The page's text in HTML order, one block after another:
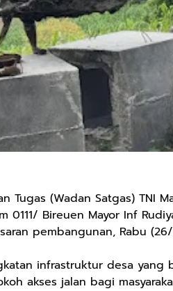
Tugas (Wadan Satgas) TNI
0111/ Bireuen Mayor Inf
pembangunan, Rabu
infrastruktur desa yang
akses jalan bagi